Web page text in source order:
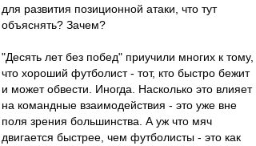
для развития позиционной атаки, что тут
объяснять? Зачем?
"Десять лет без побед" приучили многих к тому,
что хороший футболист - тот, кто быстро бежит
и может обвести. Иногда. Насколько это влияет
на командные взаимодействия - это уже вне
поля зрения большинства. А уж что мяч
двигается быстрее, чем футболисты - это как